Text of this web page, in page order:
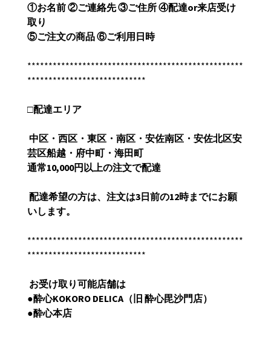
①お名前②ご連絡先③ご住所④配達or来店受け
取り
⑤ご注文の商品⑥ご利用日時
***************************************************
****************************
□配達エリア
中区・西区・東区・南区・安佐南区・安佐北区安
芸区船越・府中町・海田町
通常10,000円以上の注文で配達
配達希望の方は、注文は3日前の12時までにお願
いします。
***************************************************
****************************
お受け取り可能店舗は
●酔心KOKORO DELICA （旧 酔心毘沙門店）
●酔心本店